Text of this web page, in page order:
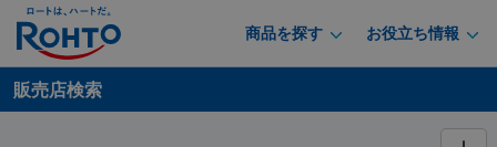
商品を探す お役立ち情報
販売店検索